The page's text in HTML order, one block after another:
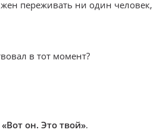
переживать ни один человек,
в тот момент?
«Вот он. Это твой».